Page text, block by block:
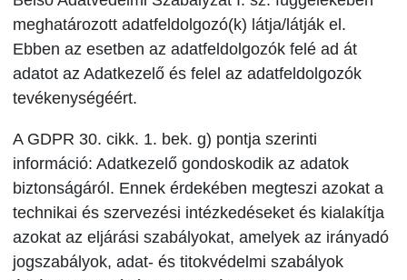
meghatározott adatfeldolgozó(k) látja/látják el.
Ebben az esetben az adatfeldolgozók felé ad át
adatot az Adatkezelő és felel az adatfeldolgozók
tevékenységéért.
A GDPR 30. cikk. 1. bek. g) pontja szerinti
információ: Adatkezelő gondoskodik az adatok
biztonságáról. Ennek érdekében megteszi azokat a
technikai és szervezési intézkedéseket és kialakítja
azokat az eljárási szabályokat, amelyek az irányadó
jogszabályok, adat- és titokvédelmi szabályok